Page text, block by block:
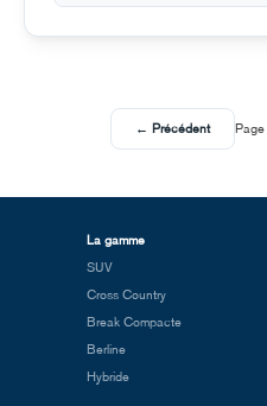
← Précédent Page
La gamme
SUV
Cross Country
Break Compacte
Berline
Hybride